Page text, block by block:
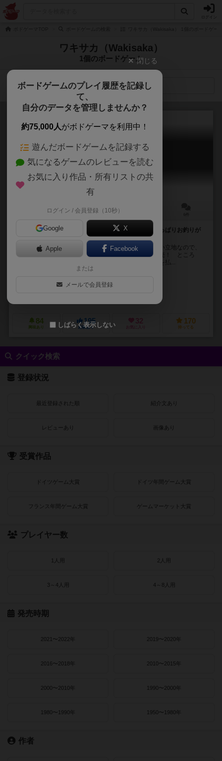
ワキサカ（Wakisaka）
1個のボードゲーム
検索メニュー
薬草ひとついかがですか？
Herb Merchant
30～50分
お買い上げありがとうございます！ あ、いいえ、やっぱりお釣りが
ないので、ごめんなさい…
あなたは薬草ショップの店主です。ダンジョンに近い立地なので、
たくさんのお客さんが訪れます。さあ、今日も商売商売！ ところ
が、手元の小銭が少ないことに気づきました。お釣りを払...
ワキサカ（Wakisaka）
84
興味あり
195
経験あり
32
お気に入り
170
持ってる
クイック検索
登録状況
最近登録された順 紹介文あり
レビューあり 画像あり
受賞作品
ドイツゲーム大賞 ドイツ年間ゲーム大賞
フランス年間ゲーム大賞 ゲームマーケット大賞
プレイヤー数
1人用 2人用
3～4人用 4～8人用
発売時期
2021〜2022年 2019〜2020年
2016〜2018年 2010〜2015年
2000〜2010年 1990〜2000年
1980〜1990年 1950〜1980年
作者
閉じる
ボードゲームのプレイ履歴を記録し
て、
自分のデータを管理しませんか？
約75,000人がボドゲーマを利用中！
遊んだボードゲームを記録する
気になるゲームのレビューを読む
お気に入り作品・所有リストの共
有
ログイン / 会員登録（10秒）
Google X
Apple Facebook
または
メールで会員登録
しばらく表示しない